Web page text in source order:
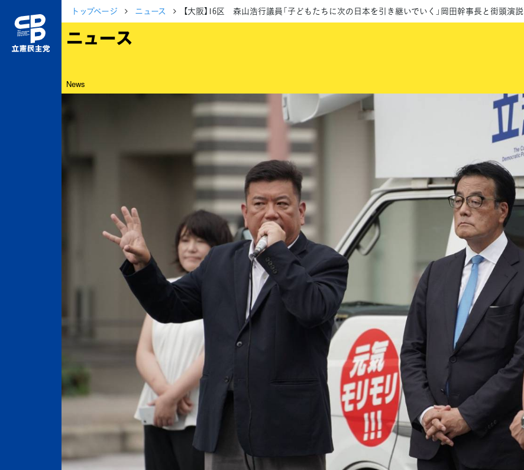
トップページ ニュース 【大阪】16区 森山浩行議員「子どもたちに次の日本を引き継いでいく」岡田幹事長と街頭演説
ニュース
News